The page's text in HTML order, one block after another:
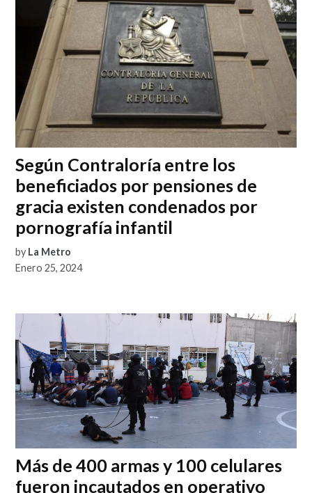
Según Contraloría entre los
beneficiados por pensiones de
gracia existen condenados por
pornografía infantil
by La Metro
Enero 25, 2024
Más de 400 armas y 100 celulares
fueron incautados en operativo